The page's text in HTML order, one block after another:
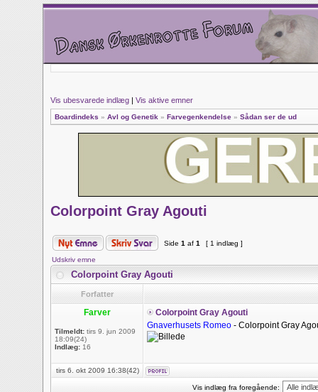
Vis ubesvarede indlæg | Vis aktive emner
Boardindeks » Avl og Genetik » Farvegenkendelse » Sådan ser de ud
Colorpoint Gray Agouti
Side 1 af 1 [ 1 indlæg ]
Udskriv emne
Colorpoint Gray Agouti
Forfatter
Farver
Tilmeldt: tirs 9. jun 2009
18:09(24)
Indlæg: 16
Colorpoint Gray Agouti
Gnaverhusets Romeo - Colorpoint Gray
tirs 6. okt 2009 16:38(42)
Vis indlæg fra foregående: